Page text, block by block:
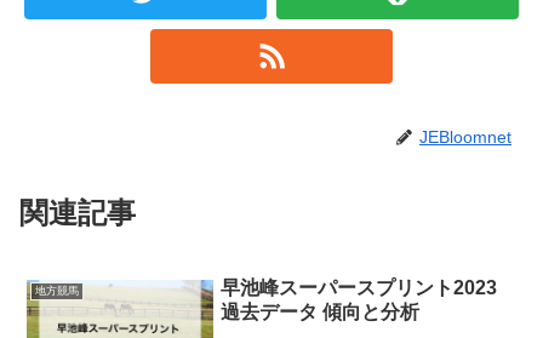
JEBloomnet
関連記事
地方競馬
早池峰スーパースプリント2023
過去データ 傾向と分析